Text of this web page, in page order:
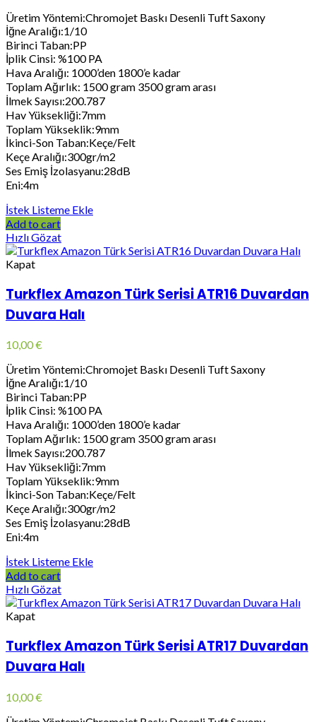
Üretim Yöntemi:Chromojet Baskı Desenli Tuft Saxony
İğne Aralığı:1/10
Birinci Taban:PP
İplik Cinsi: %100 PA
Hava Aralığı: 1000’den 1800’e kadar
Toplam Ağırlık: 1500 gram 3500 gram arası
İlmek Sayısı:200.787
Hav Yüksekliği:7mm
Toplam Yükseklik:9mm
İkinci-Son Taban:Keçe/Felt
Keçe Aralığı:300gr/m2
Ses Emiş İzolasyanu:28dB
Eni:4m
İstek Listeme Ekle
Add to cart
Hızlı Gözat
Kapat
Turkflex Amazon Türk Serisi ATR16 Duvardan
Duvara Halı
10,00€
Üretim Yöntemi:Chromojet Baskı Desenli Tuft Saxony
İğne Aralığı:1/10
Birinci Taban:PP
İplik Cinsi: %100 PA
Hava Aralığı: 1000’den 1800’e kadar
Toplam Ağırlık: 1500 gram 3500 gram arası
İlmek Sayısı:200.787
Hav Yüksekliği:7mm
Toplam Yükseklik:9mm
İkinci-Son Taban:Keçe/Felt
Keçe Aralığı:300gr/m2
Ses Emiş İzolasyanu:28dB
Eni:4m
İstek Listeme Ekle
Add to cart
Hızlı Gözat
Kapat
Turkflex Amazon Türk Serisi ATR17 Duvardan
Duvara Halı
10,00€